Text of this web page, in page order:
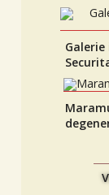
Galerie